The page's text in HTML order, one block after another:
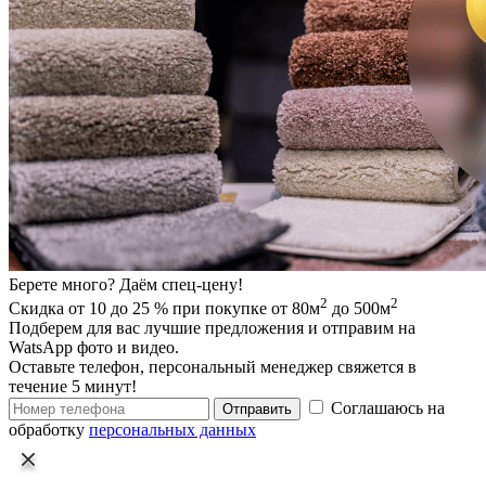
Берете много? Даём спец-цену!
Скидка от 10 до 25 % при покупке от 80м2 до 500м2
Подберем для вас лучшие предложения и отправим на
WatsApp фото и видео.
Оставьте телефон, персональный менеджер свяжется в
течение 5 минут!
Отправить
Соглашаюсь на
обработку персональных данных